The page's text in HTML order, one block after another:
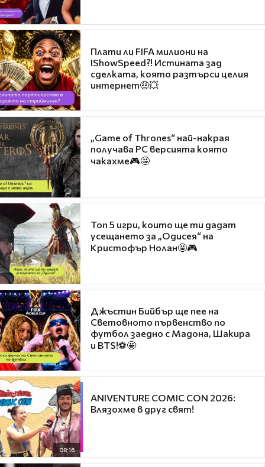
Плати ли FIFA милиони на
IShowSpeed?! Истината зад
сделката, която разтърси целия
интернет🤑💥
„Game of Thrones“ най-накрая
получава PC версията която
чакахме🎮🤩
Топ 5 игри, които ще ти дадат
усещането за „Одисея“ на
Кристофър Нолан🤩🎮
Джъстин Бийбър ще пее на
Световното първенство по
футбол заедно с Мадона, Шакира
и BTS!⚽🤩
08:16
ANIVENTURE COMIC CON 2026:
Влязохме в друг свят!